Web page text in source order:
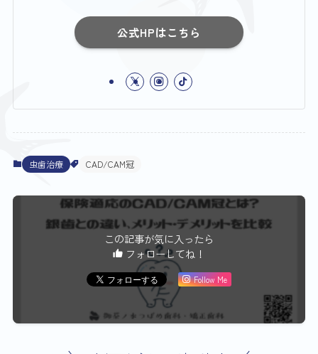
公式HPはこちら
虫歯治療 CAD/CAM冠
この記事が気に入ったら
フォローしてね！
Follow Me